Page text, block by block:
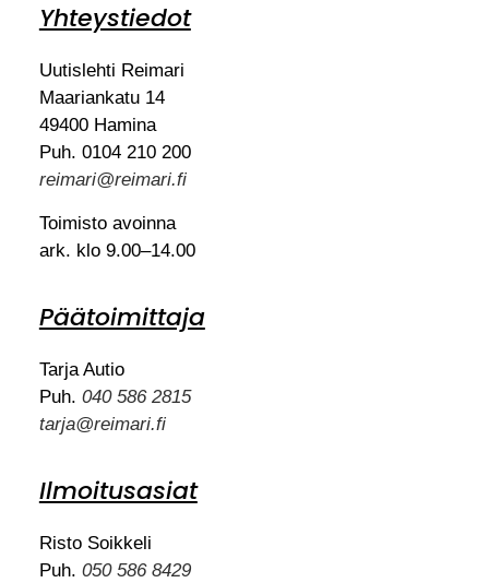
Yhteystiedot
Uutislehti Reimari
Maariankatu 14
49400 Hamina
Puh. 0104 210 200
reimari@reimari.fi
Toimisto avoinna
ark. klo 9.00–14.00
Päätoimittaja
Tarja Autio
Puh. 040 586 2815
tarja@reimari.fi
Ilmoitusasiat
Risto Soikkeli
Puh. 050 586 8429